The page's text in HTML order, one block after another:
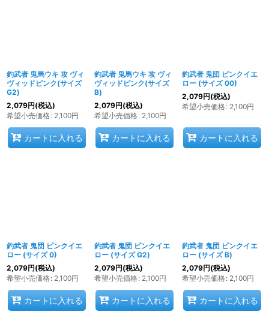
釣武者 鬼馬ウキ 攻 ヴィ
ヴィッドピンク(サイズ
G2)
2,079円(税込)
希望小売価格: 2,100円
カートに入れる
釣武者 鬼馬ウキ 攻 ヴィ
ヴィッドピンク(サイズ
B)
2,079円(税込)
希望小売価格: 2,100円
カートに入れる
釣武者 鬼団 ピンクイエ
ロー (サイズ 00)
2,079円(税込)
希望小売価格: 2,100円
カートに入れる
釣武者 鬼団 ピンクイエ
ロー (サイズ 0)
2,079円(税込)
希望小売価格: 2,100円
カートに入れる
釣武者 鬼団 ピンクイエ
ロー (サイズ G2)
2,079円(税込)
希望小売価格: 2,100円
カートに入れる
釣武者 鬼団 ピンクイエ
ロー (サイズ B)
2,079円(税込)
希望小売価格: 2,100円
カートに入れる